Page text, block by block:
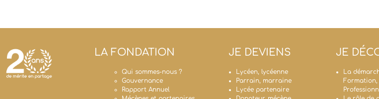
LA FONDATION
Qui sommes-nous ?
Gouvernance
Rapport Annuel
JE DEVIENS
Lycéen, lycéenne
Parrain, marraine
Lycée partenaire
JE
La